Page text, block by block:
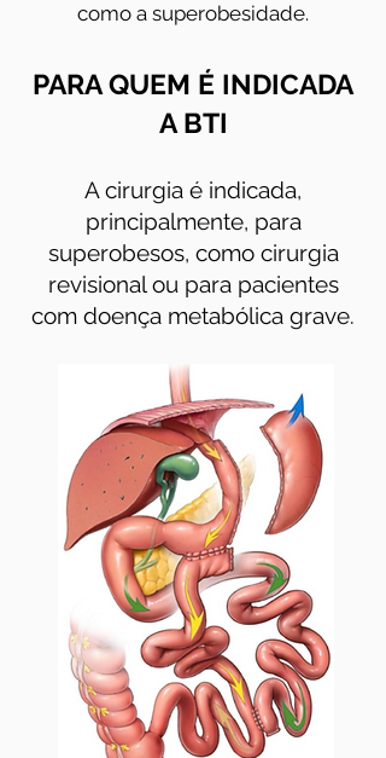
como a superobesidade.
PARA QUEM É INDICADA
A BTI
A cirurgia é indicada,
principalmente, para
superobesos, como cirurgia
revisional ou para pacientes
com doença metabólica grave.